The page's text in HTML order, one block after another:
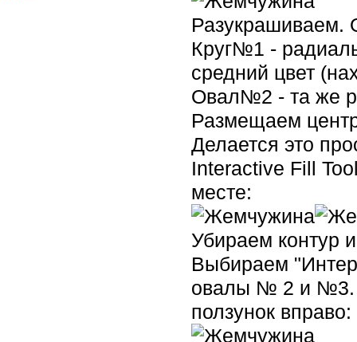
Разукрашиваем.
Круг№1 -
средний цвет
Овал№2 - та же
Размещаем
Делается это
Interactive Fill
месте:
Убираем контур
Выбираем
овалы № 2 и №3.
ползунок вправо: